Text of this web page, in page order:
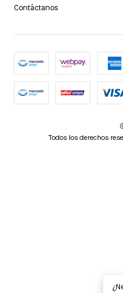
Contáctanos
Todos los derechos